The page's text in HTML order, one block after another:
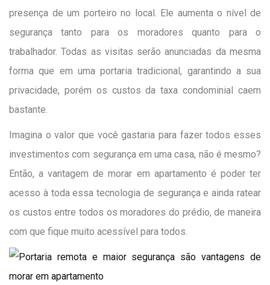
presença de um porteiro no local. Ele aumenta o nível de
segurança tanto para os moradores quanto para o
trabalhador. Todas as visitas serão anunciadas da mesma
forma que em uma portaria tradicional, garantindo a sua
privacidade, porém os custos da taxa condominial caem
bastante.
Imagina o valor que você gastaria para fazer todos esses
investimentos com segurança em uma casa, não é mesmo?
Então, a vantagem de morar em apartamento é poder ter
acesso à toda essa tecnologia de segurança e ainda ratear
os custos entre todos os moradores do prédio, de maneira
com que fique muito acessível para todos.